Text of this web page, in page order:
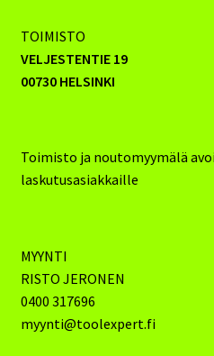
TOIMISTO
VELJESTENTIE 19
00730 HELSINKI
Toimisto ja noutomyymälä
laskutusasiakkaille
MYYNTI
RISTO JERONEN
0400 317696
myynti@toolexpert.fi